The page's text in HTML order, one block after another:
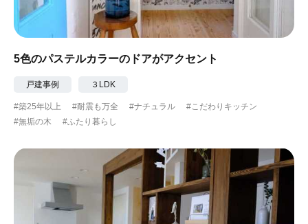
5色のパステルカラーのドアがアクセント
戸建事例 ３LDK
#築25年以上 #耐震も万全 #ナチュラル
#こだわりキッチン
#無垢の木
#ふたり暮らし